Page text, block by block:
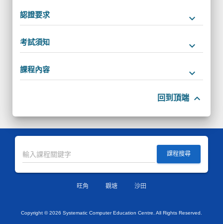
認證要求 keyboard_arrow_down
考試須知 keyboard_arrow_down
課程內容 keyboard_arrow_down
回到頂端 keyboard_arrow_up
課程搜尋
旺角 觀塘 沙田
Copyright ©2026 Systematic Computer Education Centre. All Rights Reserved.